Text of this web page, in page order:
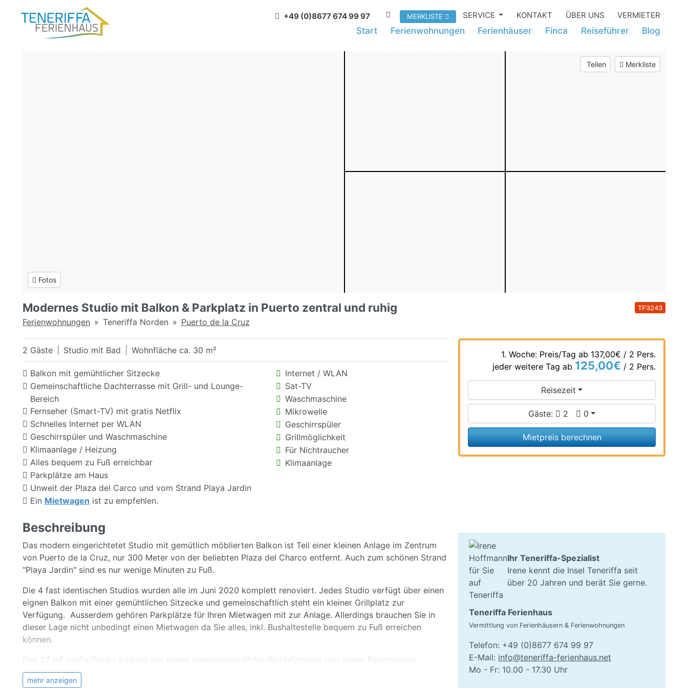
Start Ferienwohnungen Ferienhäuser Finca Reiseführer Blog
+49 (0)8677 674 99 97 MERKLISTE SERVICE KONTAKT ÜBER UNS VERMIETER
Teilen Merkliste
Fotos
TF3243
Modernes Studio mit Balkon & Parkplatz in Puerto zentral und ruhig
Ferienwohnungen Teneriffa Norden Puerto de la Cruz
1. Woche: Preis/Tag ab 137,00€ / 2 Pers.
jeder weitere Tag ab 125,00€ / 2 Pers.
Reisezeit
Gäste: 2 0
Mietpreis berechnen
2 Gäste Studio mit Bad Wohnfläche ca. 30 m²
Internet / WLAN
Sat-TV
Waschmaschine
Mikrowelle
Geschirrspüler
Grillmöglichkeit
Für Nichtraucher
Klimaanlage
Balkon mit gemühtlicher Sitzecke
Gemeinschaftliche Dachterrasse mit Grill- und Lounge-
Bereich
Fernseher (Smart-TV) mit gratis Netflix
Schnelles Internet per WLAN
Geschirrspüler und Waschmaschine
Klimaanlage / Heizung
Alles bequem zu Fuß erreichbar
Parkplätze am Haus
Unweit der Plaza del Carco und vom Strand Playa Jardin
Ein Mietwagen ist zu empfehlen.
Beschreibung
Das modern eingerichtetet Studio mit gemütlich möblierten Balkon ist Teil einer kleinen Anlage im Zentrum
von Puerto de la Cruz, nur 300 Meter von der beliebten Plaza del Charco entfernt. Auch zum schönen Strand
"Playa Jardin" sind es nur wenige Minuten zu Fuß.
Die 4 fast identischen Studios wurden alle im Juni 2020 komplett renoviert. Jedes Studio verfügt über einen
eignen Balkon mit einer gemühtlichen Sitzecke und gemeinschaftlich steht ein kleiner Grillplatz zur
Verfügung. Ausserdem gehören Parkplätze für Ihren Mietwagen mit zur Anlage. Allerdings brauchen Sie in
dieser Lage nicht unbedingt einen Mietwagen da Sie alles, inkl. Bushaltestelle bequem zu Fuß erreichen
können.
Das 27 m² große Studio besteht aus einem gemütlichen Wohn-/Schlafzimmer und einem Badezimmer.
Der Wohn-/ Schlafraum ist mit einem gemühtlichen Doppelbett eingerichtet. Gleich gegenüber ist der
mehr anzeigen
Ihr Teneriffa-Spezialist
Irene kennt die Insel Teneriffa seit
über 20 Jahren und berät Sie gerne.
Teneriffa Ferienhaus
Vermittlung von Ferienhäusern & Ferienwohnungen
Telefon: +49 (0)8677 674 99 97
E-Mail: info@teneriffa-ferienhaus.net
Mo - Fr: 10.00 - 17.30 Uhr